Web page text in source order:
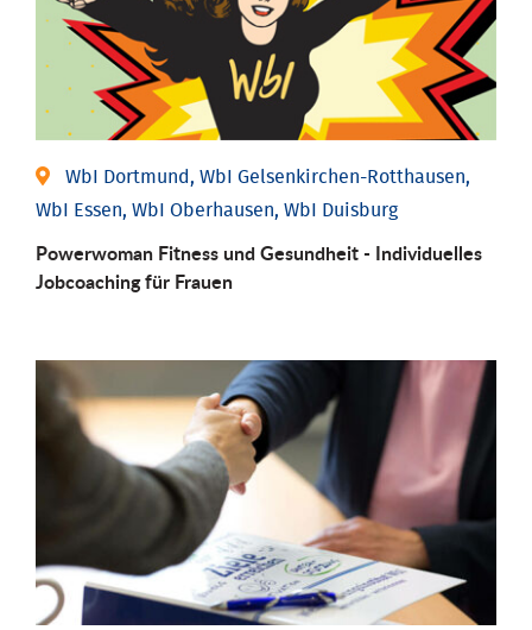
WbI Dortmund, WbI Gelsenkirchen-Rotthausen,
WbI Essen, WbI Oberhausen, WbI Duisburg
Powerwoman Fitness und Gesund­heit - Individu­elles
Job­coaching für Frauen